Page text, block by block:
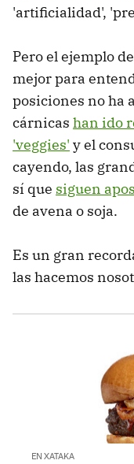
'artificialidad',
Pero el ejemplo
mejor para
posiciones no ha
cárnicas han ido
'veggies' y el
cayendo, las
sí que siguen
de avena o soja.
Es un gran
las hacemos
EN XATAKA